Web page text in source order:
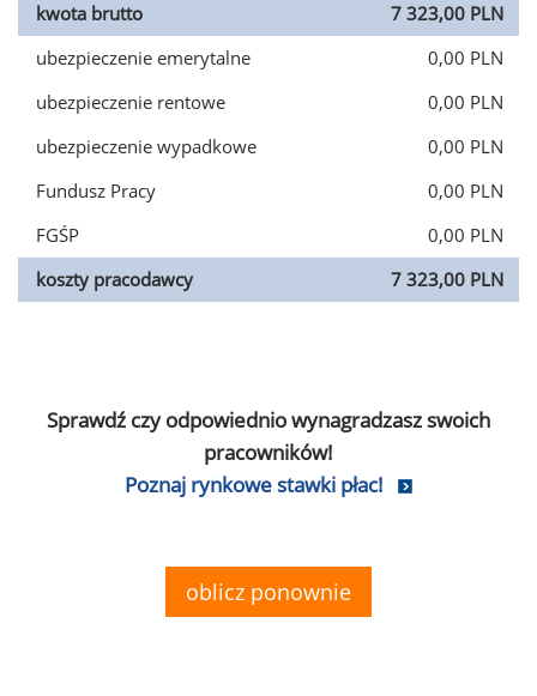
kwota brutto
7 323,00 PLN
ubezpieczenie emerytalne
0,00 PLN
ubezpieczenie rentowe
0,00 PLN
ubezpieczenie wypadkowe
0,00 PLN
Fundusz Pracy
0,00 PLN
FGŚP
0,00 PLN
koszty pracodawcy
7 323,00 PLN
Sprawdź czy odpowiednio wynagradzasz swoich
pracowników!
Poznaj rynkowe stawki płac!
oblicz ponownie